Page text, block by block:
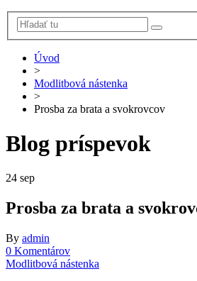
Úvod
>
Modlitbová nástenka
>
Prosba za brata a svokrovcov
Blog príspevok
24 sep
Prosba za brata a
By admin
0 Komentárov
Modlitbová nástenka